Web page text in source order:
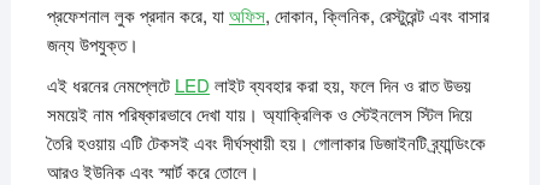
প্রফেশনাল লুক প্রদান করে, যাঅফিস, দোকান, ক্লিনিক, রেস্টুরেন্ট এবং বাসার
জন্য উপযুক্ত।
এই ধরনের নেমপ্লেটে LED লাইট ব্যবহার করা হয়, ফলে দিন ও রাত উভয়
সময়েই নাম পরিষ্কারভাবে দেখা যায়। অ্যাক্রিলিক ও স্টেইনলেস স্টিল দিয়ে
তৈরি হওয়ায় এটি টেকসই এবং দীর্ঘস্থায়ী হয়। গোলাকার ডিজাইনটি ব্র্যান্ডিংকে
আরও ইউনিক এবং স্মার্ট করে তোলে।